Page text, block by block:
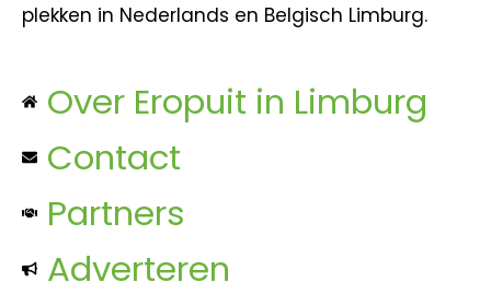
plekken in Nederlands en Belgisch Limburg.
Over Eropuit in Limburg
Contact
Partners
Adverteren